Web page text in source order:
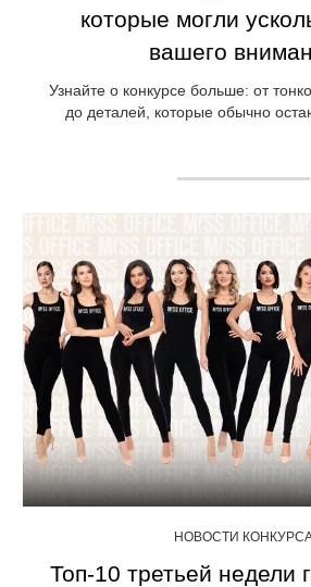
которые могли
вашего
Узнайте о конкурсе больше: от
до деталей, которые обычно
НОВОСТИ
Топ-10 третьей недели